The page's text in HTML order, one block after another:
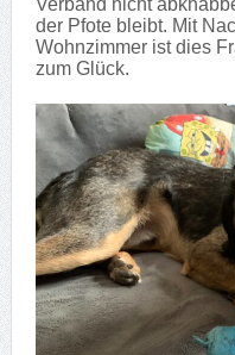
der Pfote bleibt. Mit
Wohnzimmer ist dies
zum Glück.